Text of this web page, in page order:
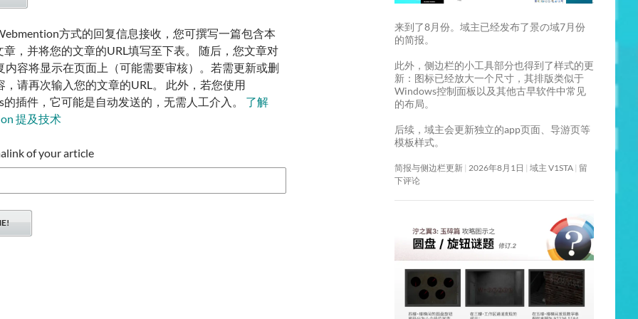
方式的回复信息接收，您可撰写一篇包含本
章，并将您的文章的URL填写至下表。 随后，您文章对
内容将显示在页面上（可能需要审核）。若需更新或删
，请再次输入您的文章的URL。 此外，若您使用
的插件，它可能是自动发送的，无需人工介入。 了解
提及技术
of your article
来到了8月份。域主已经发布了景の域7月份
的简报。
此外，侧边栏的小工具部分也得到了样式的更
新：图标已经放大一个尺寸，其排版类似于
Windows控制面板以及其他古早软件中常见
的布局。
后续，域主会更新独立的app页面、导游页等
模板样式。
简报与侧边栏更新 2026年8月1日 域主 V1STA 留
下评论